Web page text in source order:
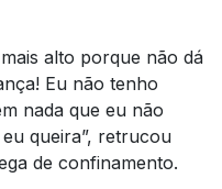
alto porque não dá
Eu não tenho
nada que eu não
queira”, retrucou
de confinamento.